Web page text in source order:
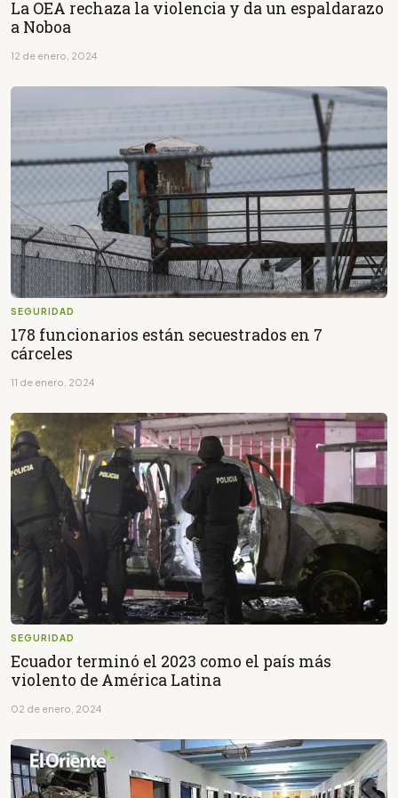
La OEA rechaza la violencia y da un espaldarazo
a Noboa
12 de enero, 2024
SEGURIDAD
178 funcionarios están secuestrados en 7
cárceles
11 de enero, 2024
SEGURIDAD
Ecuador terminó el 2023 como el país más
violento de América Latina
02 de enero, 2024